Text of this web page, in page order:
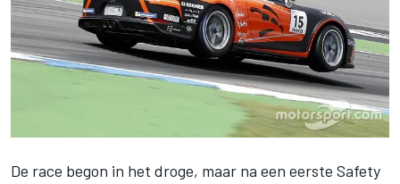
De race begon in het droge, maar na een eerste Safety